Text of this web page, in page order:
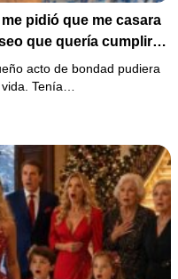
pidió que me casara
que quería cumplir
su abogado
de hospital que
me dijo: «Ella te eligió
acto de bondad pudiera
vida. Tenía…